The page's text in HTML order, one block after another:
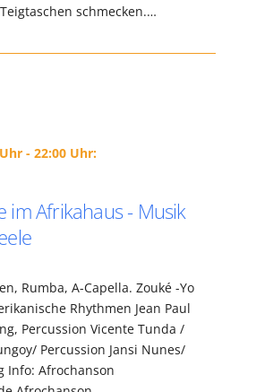
schmecken.…
- 22:00 Uhr:
im Afrikahaus - Musik
Rumba, A-Capella. Zouké -Yo
Rhythmen Jean Paul
Percussion Vicente Tunda /
Percussion Jansi Nunes/
Info: Afrochanson